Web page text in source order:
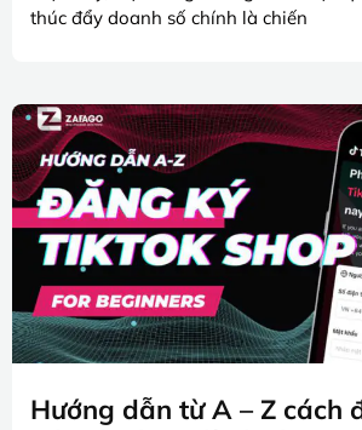
thúc đẩy doanh số chính là chiến
Hướng dẫn từ A – Z cách